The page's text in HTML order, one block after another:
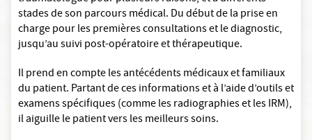
stades de son parcours médical. Du début de la prise en
charge pour les premières consultations et le diagnostic,
jusqu’au suivi post-opératoire et thérapeutique.
Il prend en compte les antécédents médicaux et familiaux
du patient. Partant de ces informations et à l’aide d’outils et
examens spécifiques (comme les radiographies et les IRM),
il aiguille le patient vers les meilleurs soins.